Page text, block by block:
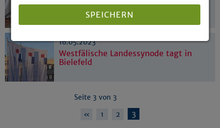
16.05.2023
Westfälische Landessynode tagt in
Bielefeld
Seite 3 von 3
«
1 2 3
SPEICHERN
Details anzeigen
Impressum